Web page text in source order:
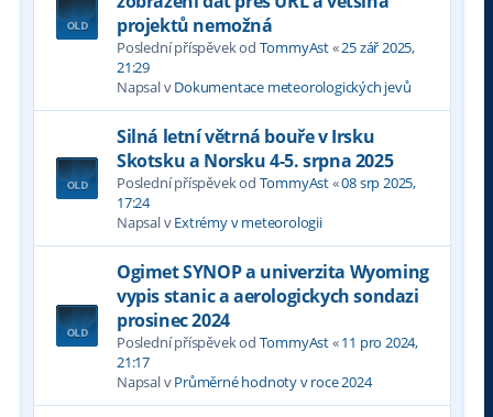
projektů nemožná
Poslední příspěvek od TommyAst«25 zář 2025,
21:29
Napsal vDokumentace meteorologických jevů
Silná letní větrná bouře v Irsku
Skotsku a Norsku 4-5. srpna 2025
Poslední příspěvek od TommyAst«08 srp 2025,
17:24
Napsal vExtrémy v meteorologii
Ogimet SYNOP a univerzita Wyoming
vypis stanic a aerologickych sondazi
prosinec 2024
Poslední příspěvek od TommyAst«11 pro 2024,
21:17
Napsal vPrůměrné hodnoty v roce 2024